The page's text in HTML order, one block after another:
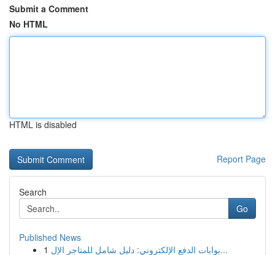
Submit a Comment
No HTML
HTML is disabled
Report Page
Search
Go
Published News
1
بوابات الدفع الإلكتروني: دليل شامل للمتاجر الإل...